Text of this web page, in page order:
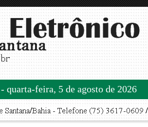
quarta-feira, 5 de agosto de 2026